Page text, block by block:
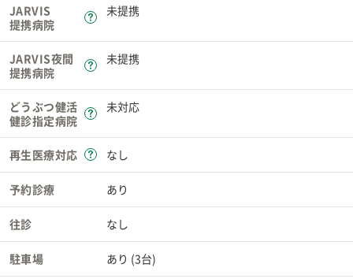
JARVIS
提携病院
未提携
JARVIS夜間
提携病院
未提携
どうぶつ健活
健診指定病院
未対応
再生医療対応 なし
予約診療 あり
往診 なし
駐車場 あり (3台)